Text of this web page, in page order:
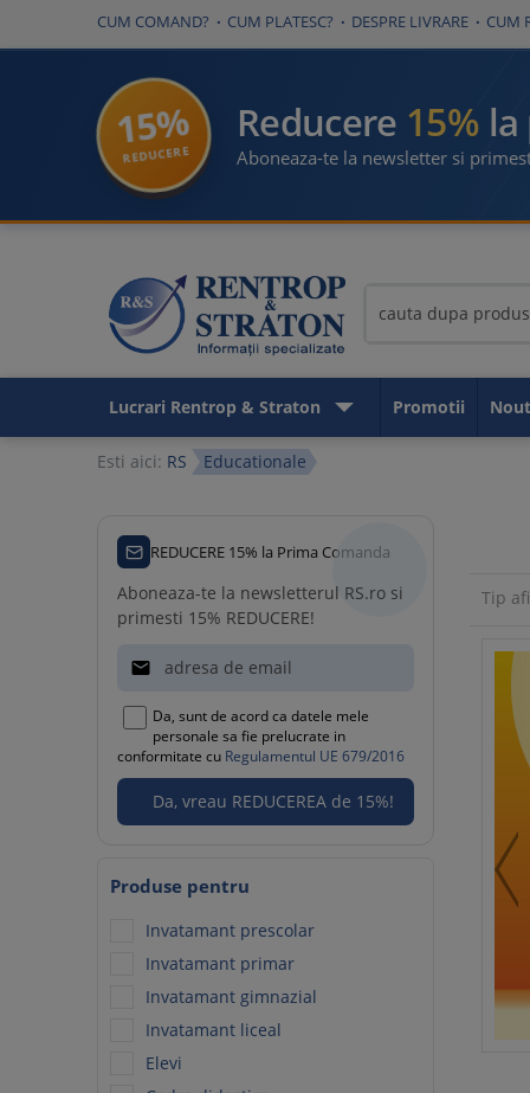
CUM COMAND? CUM PLATESC? DESPRE LIVRARE CUM
15%
REDUCERE
Reducere 15%
Aboneaza-te la newsletter si
Lucrari Rentrop & Straton Promotii
Esti aici: RS Educationale
REDUCERE 15% la Prima Comanda
Aboneaza-te la newsletterul RS.ro si
primesti 15% REDUCERE!

Da, sunt de acord ca datele mele
personale sa fie prelucrate in
conformitate cu Regulamentul UE 679/2016
Produse pentru
Invatamant prescolar
Invatamant primar
Invatamant gimnazial
Invatamant liceal
Elevi
Tip
Fise de lucru pentru
gradinita: activitati
educative pentru grupa
mica, mijlocie si mare
107,